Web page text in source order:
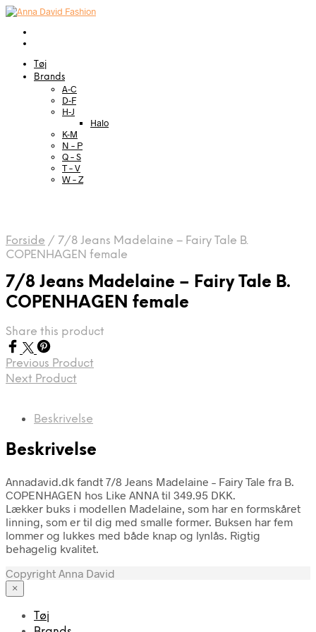
Tøj
Brands
A-C
D-F
H-J
Halo
K-M
N – P
Q – S
T – V
W – Z
Forside / 7/8 Jeans Madelaine – Fairy Tale B.
COPENHAGEN female
7/8 Jeans Madelaine – Fairy Tale B.
COPENHAGEN female
Share this product
Previous Product
Next Product
Beskrivelse
Beskrivelse
Annadavid.dk fandt 7/8 Jeans Madelaine – Fairy Tale fra B.
COPENHAGEN hos Like ANNA til 349.95 DKK.
Lækker buks i modellen Madelaine, som har en formskåret
linning, som er til dig med smalle former. Buksen har fem
lommer og lukkes med både knap og lynlås. Rigtig
behagelig kvalitet.
Copyright Anna David
×
Tøj